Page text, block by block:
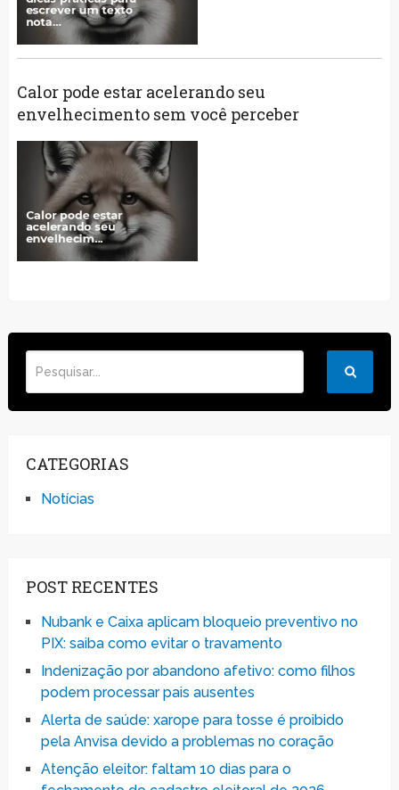
Calor pode estar acelerando seu
envelhecimento sem você perceber
CATEGORIAS
Notícias
POST RECENTES
Nubank e Caixa aplicam bloqueio preventivo no
PIX: saiba como evitar o travamento
Indenização por abandono afetivo: como filhos
podem processar pais ausentes
Alerta de saúde: xarope para tosse é proibido
pela Anvisa devido a problemas no coração
Atenção eleitor: faltam 10 dias para o